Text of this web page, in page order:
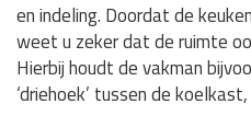
en indeling. Doordat de
weet u zeker dat de ruimte
Hierbij houdt de vakman
‘driehoek’ tussen de